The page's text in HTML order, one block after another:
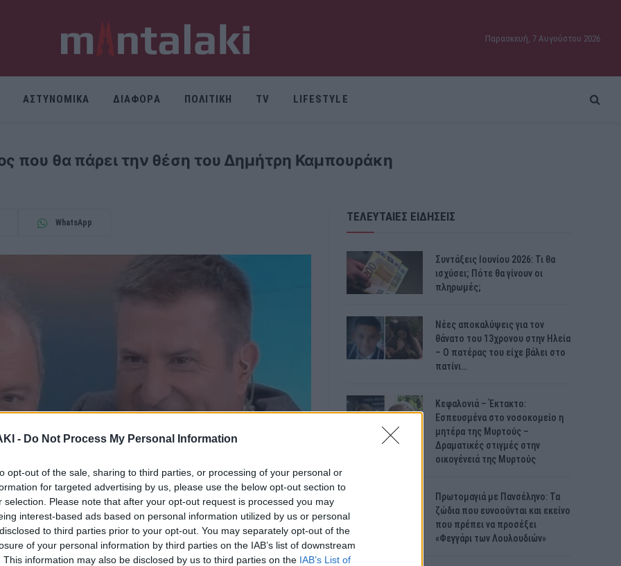
- Do Not Process My Personal Information
opt-out of the sale, sharing to third parties, or processing of your personal or
for targeted advertising by us, please use the below opt-out section to
selection. Please note that after your opt-out request is processed you may
interest-based ads based on personal information utilized by us or personal
to third parties prior to your opt-out. You may separately opt-out of the
of your personal information by third parties on the IAB’s list of downstream
This information may also be disclosed by us to third parties on the IAB’s List of
Παρασκευή, 7 Αυγούστου 2026
ΑΣΤΥΝΟΜΙΚΑ ΔΙΑΦΟΡΑ ΠΟΛΙΤΙΚΗ TV LIFESTYLE
που θα πάρει την θέση του Δημήτρη Καμπουράκη
WhatsApp ΤΕΛΕΥΤΑΙΕΣ ΕΙΔΗΣΕΙΣ
Συντάξεις Ιουνίου 2026: Τι θα
ισχύσει; Πότε θα γίνουν οι
πληρωμές;
Νέες αποκαλύψεις για τον
θάνατο του 13χρονου στην Ηλεία
– Ο πατέρας του είχε βάλει στο
πατίνι…
Κεφαλονιά – Έκτακτο:
Εσπευσμένα στο νοσοκομείο η
μητέρα της Μυρτούς –
Δραματικές στιγμές στην
οικογένειά της Μυρτούς
Πρωτομαγιά με Πανσέληνο: Τα
ζώδια που ευνοούνται και εκείνο
που πρέπει να προσέξει
«Φεγγάρι των Λουλουδιών»